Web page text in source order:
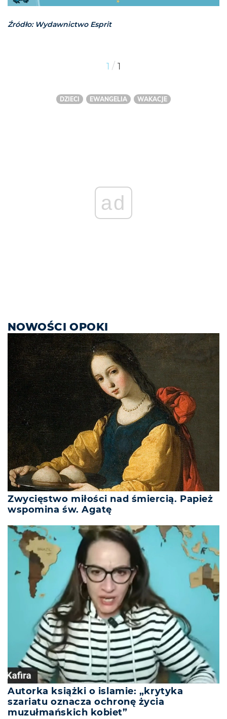
Źródło: Wydawnictwo Esprit
1 / 1
DZIECI EWANGELIA WAKACJE
ad
NOWOŚCI OPOKI
Zwycięstwo miłości nad śmiercią. Papież
wspomina św. Agatę
Autorka książki o islamie: „krytyka
szariatu oznacza ochronę życia
muzułmańskich kobiet”